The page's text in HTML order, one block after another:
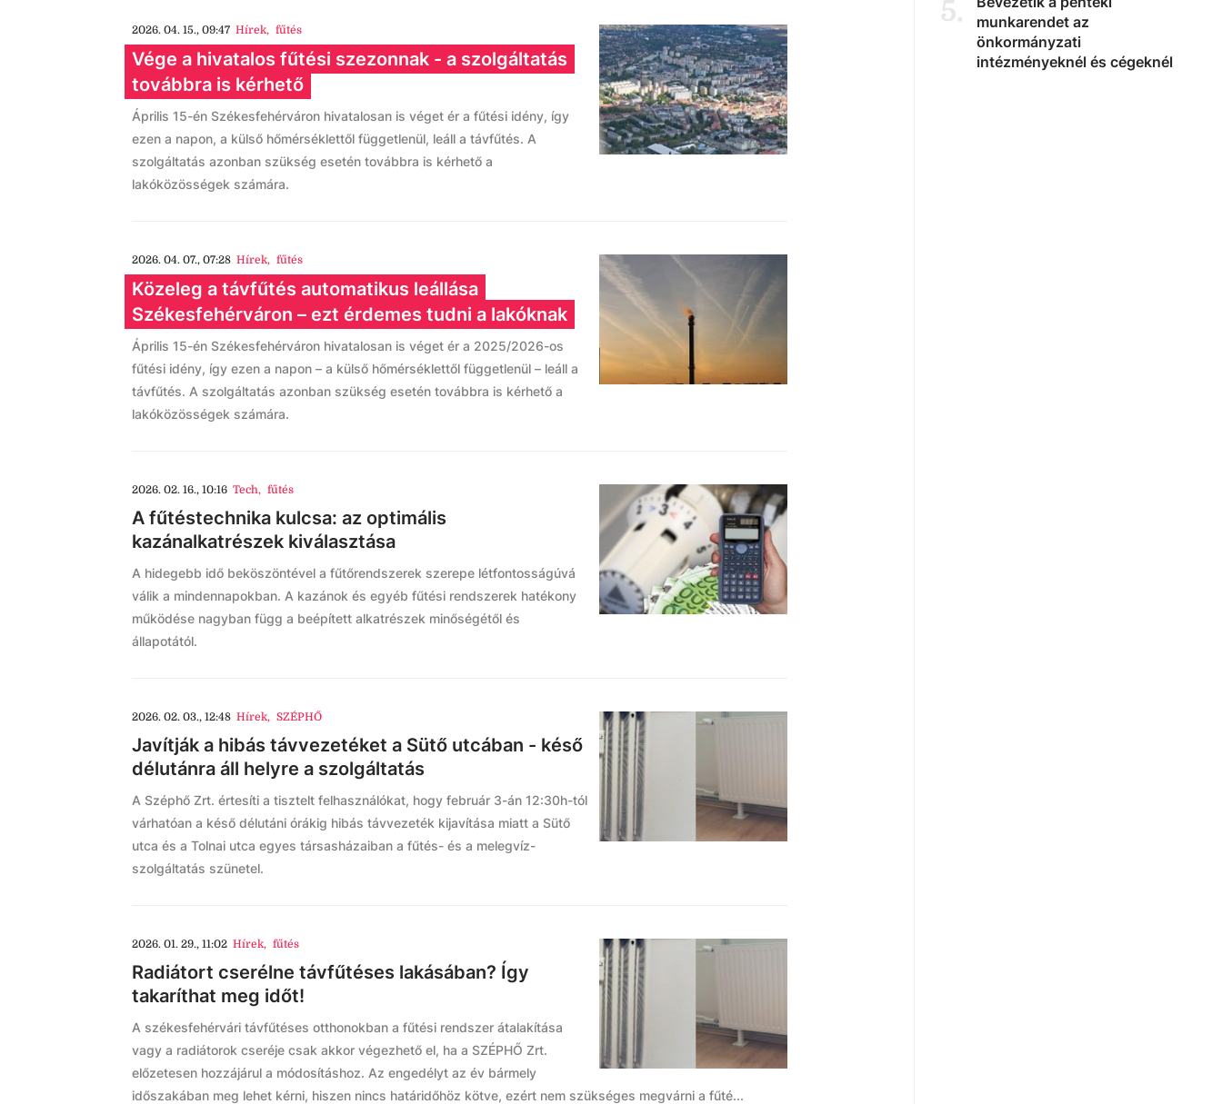
2026. 04. 15., 09:47 Hírek, fűtés
Vége a hivatalos fűtési szezonnak - a szolgáltatás
továbbra is kérhető
Április 15-én Székesfehérváron hivatalosan is véget ér a fűtési idény, így
ezen a napon, a külső hőmérséklettől függetlenül, leáll a távfűtés. A
szolgáltatás azonban szükség esetén továbbra is kérhető a
lakóközösségek számára.
2026. 04. 07., 07:28 Hírek, fűtés
Közeleg a távfűtés automatikus leállása
Székesfehérváron – ezt érdemes tudni a lakóknak
Április 15-én Székesfehérváron hivatalosan is véget ér a 2025/2026-os
fűtési idény, így ezen a napon – a külső hőmérséklettől függetlenül – leáll a
távfűtés. A szolgáltatás azonban szükség esetén továbbra is kérhető a
lakóközösségek számára.
2026. 02. 16., 10:16 Tech, fűtés
A fűtéstechnika kulcsa: az optimális
kazánalkatrészek kiválasztása
A hidegebb idő beköszöntével a fűtőrendszerek szerepe létfontosságúvá
válik a mindennapokban. A kazánok és egyéb fűtési rendszerek hatékony
működése nagyban függ a beépített alkatrészek minőségétől és
állapotától.
2026. 02. 03., 12:48 Hírek, SZÉPHŐ
Javítják a hibás távvezetéket a Sütő utcában - késő
délutánra áll helyre a szolgáltatás
A Széphő Zrt. értesíti a tisztelt felhasználókat, hogy február 3-án 12:30h-tól
várhatóan a késő délutáni órákig hibás távvezeték kijavítása miatt a Sütő
utca és a Tolnai utca egyes társasházaiban a fűtés- és a melegvíz-
szolgáltatás szünetel.
2026. 01. 29., 11:02 Hírek, fűtés
Radiátort cserélne távfűtéses lakásában? Így
takaríthat meg időt!
A székesfehérvári távfűtéses otthonokban a fűtési rendszer átalakítása
vagy a radiátorok cseréje csak akkor végezhető el, ha a SZÉPHŐ Zrt.
előzetesen hozzájárul a módosításhoz. Az engedélyt az év bármely
időszakában meg lehet kérni, hiszen nincs határidőhöz kötve, ezért nem szükséges megvárni a fűté...
5.
munkarendet az
önkormányzati
intézményeknél és cégeknél